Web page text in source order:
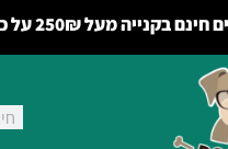
מעל 250₪ על כל המוצרים באתר